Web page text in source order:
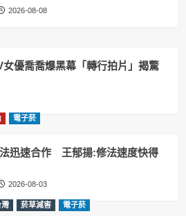
2026-08-08
優喬喬爆黑幕「轉行拍片」揭驚
電子菸
迅速合作 王郁揚:修法速度快得
2026-08-03
菸草減害 電子菸